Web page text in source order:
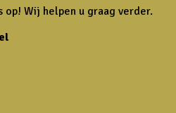
op! Wij helpen u graag verder.